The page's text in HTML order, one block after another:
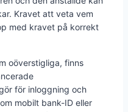
Kravet att veta vem
med kravet på korrekt
oöverstigliga, finns
för inloggning och
mobilt bank-ID eller